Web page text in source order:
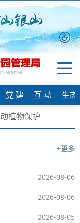
党 建 互 动
生
动植物保护
+更多
2026-08-06
2026-08-06
2026-08-05